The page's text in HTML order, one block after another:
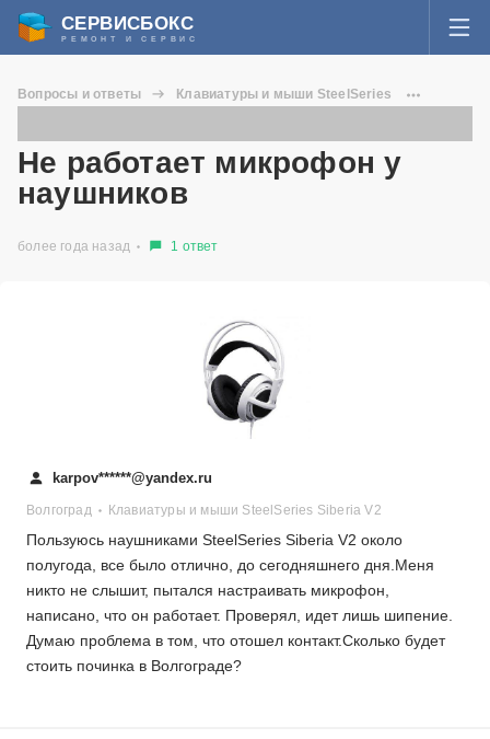
СЕРВИСБОКС
РЕМОНТ И СЕРВИС
Я забыл пароль
Регистрация
ВОПРОСЫ И ОТВЕТЫ
СТАТЬИ О РЕМОНТЕ
ДОБАВИТЬ СЕРВИСНЫЙ ЦЕНТР ИЛИ ЧАСТНОГО МАСТЕРА
ЗАДАТЬ ВОПРОС МАСТЕРАМ
Вопросы и ответы
Клавиатуры и мыши SteelSeries
Не работает микрофон у
наушников
более года назад 1 ответ
karpov******@yandex.ru
Волгоград Клавиатуры и мыши SteelSeries Siberia V2
Пользуюсь наушниками SteelSeries Siberia V2 около
полугода, все было отлично, до сегодняшнего дня.Меня
никто не слышит, пытался настраивать микрофон,
написано, что он работает. Проверял, идет лишь шипение.
Думаю проблема в том, что отошел контакт.Сколько будет
стоить починка в Волгограде?